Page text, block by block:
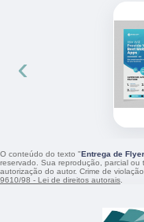
‹
O conteúdo do texto "Entrega de
reservado. Sua reprodução, parcial ou
autorização do autor. Crime de
9610/98 - Lei de direitos autorais